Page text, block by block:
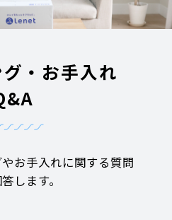
・お手入れ
お手入れに関する質問
します。